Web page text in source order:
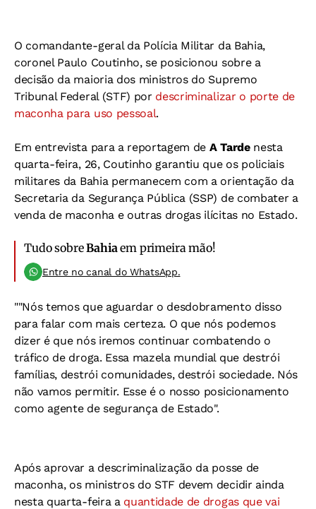
O comandante-geral da Polícia Militar da Bahia,
coronel Paulo Coutinho, se posicionou sobre a
decisão da maioria dos ministros do Supremo
Tribunal Federal (STF) por descriminalizar o porte de
maconha para uso pessoal.
Em entrevista para a reportagem de A Tardenesta
quarta-feira, 26, Coutinho garantiu que os policiais
militares da Bahia permanecem com a orientação da
Secretaria da Segurança Pública (SSP) de combater a
venda de maconha e outras drogas ilícitas no Estado.
Tudo sobreBahia em primeira mão!
Entre no canal do WhatsApp.
""Nós temos que aguardar o desdobramento disso
para falar com mais certeza. O que nós podemos
dizer é que nós iremos continuar combatendo o
tráfico de droga. Essa mazela mundial que destrói
famílias, destrói comunidades, destrói sociedade. Nós
não vamos permitir. Esse é o nosso posicionamento
como agente de segurança de Estado".
Após aprovar a descriminalização da posse de
maconha, os ministros do STF devem decidir ainda
nesta quarta-feira a quantidade de drogas que vai